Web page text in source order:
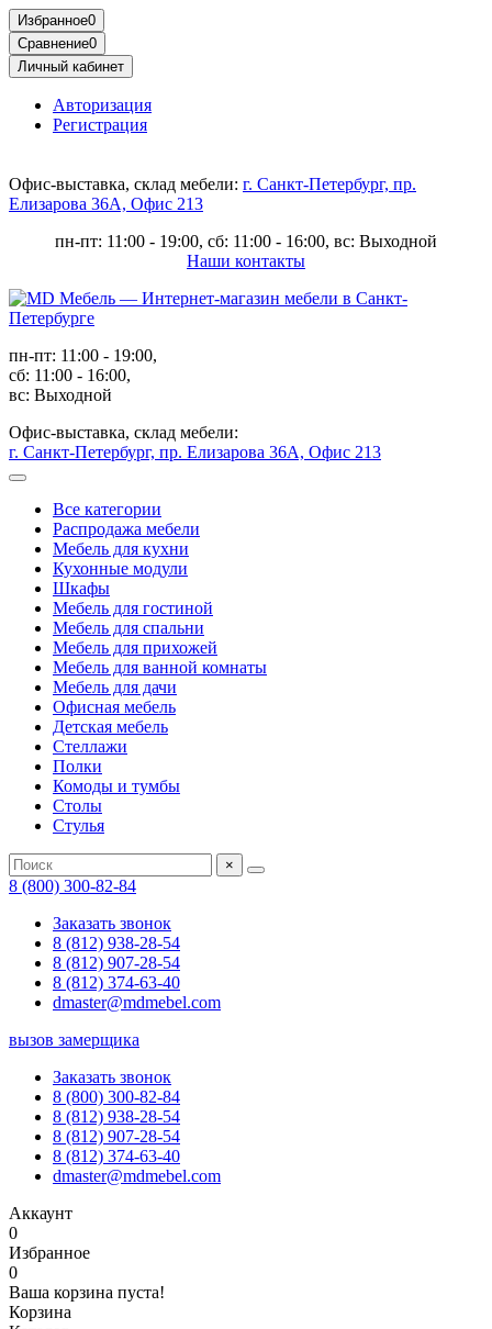
Избранное0
Сравнение0
Личный кабинет
Авторизация
Регистрация
Офис-выставка, склад мебели: г. Санкт-Петербург, пр.
Елизарова 36А, Офис 213
пн-пт: 11:00 - 19:00, сб: 11:00 - 16:00, вс: Выходной
Наши контакты
пн-пт: 11:00 - 19:00,
сб: 11:00 - 16:00,
вс: Выходной
Офис-выставка, склад мебели:
г. Санкт-Петербург, пр. Елизарова 36А, Офис 213
Все категории
Распродажа мебели
Мебель для кухни
Кухонные модули
Шкафы
Мебель для гостиной
Мебель для спальни
Мебель для прихожей
Мебель для ванной комнаты
Мебель для дачи
Офисная мебель
Детская мебель
Стеллажи
Полки
Комоды и тумбы
Столы
Стулья
×
8 (800) 300-82-84
Заказать звонок
8 (812) 938-28-54
8 (812) 907-28-54
8 (812) 374-63-40
dmaster@mdmebel.com
вызов замерщика
Заказать звонок
8 (800) 300-82-84
8 (812) 938-28-54
8 (812) 907-28-54
8 (812) 374-63-40
dmaster@mdmebel.com
Аккаунт
0
Избранное
0
Ваша корзина пуста!
Корзина